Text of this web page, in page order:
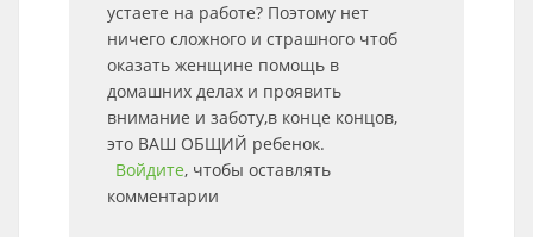
устаете на работе? Поэтому нет
ничего сложного и страшного чтоб
оказать женщине помощь в
домашних делах и проявить
внимание и заботу,в конце концов,
это ВАШ ОБЩИЙ ребенок.
Войдите, чтобы оставлять
комментарии